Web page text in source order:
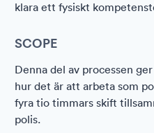
klara ett fysiskt
SCOPE
Denna del av processen
hur det är att arbeta som
fyra tio timmars skift
polis.